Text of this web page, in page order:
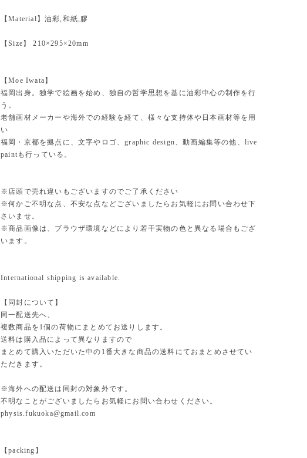
【Material】油彩,和紙,膠
【Size】 210×295×20mm
【Moe Iwata】
福岡出身。独学で絵画を始め、独自の哲学思想を基に油彩中心の制作を行
う。
老舗画材メーカーや海外での経験を経て、様々な支持体や日本画材等を用
い
福岡・京都を拠点に、文字やロゴ、graphic design、動画編集等の他、live
paintも行っている。
※店頭で売れ違いもございますのでご了承ください
※何かご不明な点、不安な点などございましたらお気軽にお問い合わせ下
さいませ。
※商品画像は、ブラウザ環境などにより若干実物の色と異なる場合もござ
います。
International shipping is available.
【同封について】
同一配送先へ、
複数商品を1個の荷物にまとめてお送りします。
送料は購入品によって異なりますので
まとめて購入いただいた中の1番大きな商品の送料にておまとめさせてい
ただきます。
※海外への配送は同封の対象外です。
不明なことがございましたらお気軽にお問い合わせください。
physis.fukuoka@gmail.com
【packing】